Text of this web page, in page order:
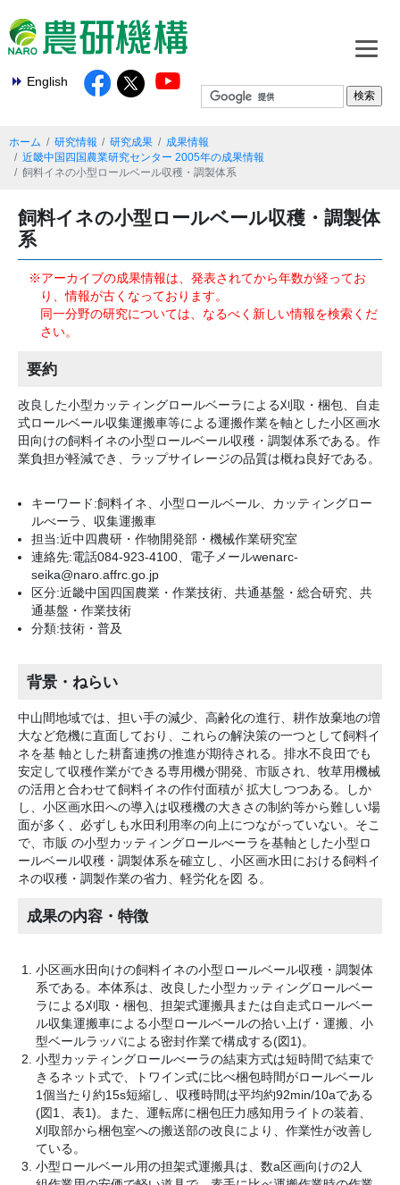
English
ホーム 研究情報 研究成果
成果情報
近畿中国四国農業研究センター 2005年の成果情報
飼料イネの小型ロールベール収穫・調製体系
飼料イネの小型ロールベール収穫・調製体
系
※アーカイブの成果情報は、発表されてから年数が経ってお
り、情報が古くなっております。
同一分野の研究については、なるべく新しい情報を検索くだ
さい。
要約
改良した小型カッティングロールベーラによる刈取・梱包、自走
式ロールベール収集運搬車等による運搬作業を軸とした小区画水
田向けの飼料イネの小型ロールベール収穫・調製体系である。作
業負担が軽減でき、ラップサイレージの品質は概ね良好である。
キーワード:飼料イネ、小型ロールベール、カッティングロー
ルべーラ、収集運搬車
担当:近中四農研・作物開発部・機械作業研究室
連絡先:電話084-923-4100、電子メールwenarc-
seika@naro.affrc.go.jp
区分:近畿中国四国農業・作業技術、共通基盤・総合研究、共
通基盤・作業技術
分類:技術・普及
背景・ねらい
中山間地域では、担い手の減少、高齢化の進行、耕作放棄地の増
大など危機に直面しており、これらの解決策の一つとして飼料イ
ネを基 軸とした耕畜連携の推進が期待される。排水不良田でも
安定して収穫作業ができる専用機が開発、市販され、牧草用機械
の活用と合わせて飼料イネの作付面積が 拡大しつつある。しか
し、小区画水田への導入は収穫機の大きさの制約等から難しい場
面が多く、必ずしも水田利用率の向上につながっていない。そこ
で、市販 の小型カッティングロールべーラを基軸とした小型ロ
ールベール収穫・調製体系を確立し、小区画水田における飼料イ
ネの収穫・調製作業の省力、軽労化を図 る。
成果の内容・特徴
小区画水田向けの飼料イネの小型ロールベール収穫・調製体
系である。本体系は、改良した小型カッティングロールベー
ラによる刈取・梱包、担架式運搬具または自走式ロールベー
ル収集運搬車による小型ロールベールの拾い上げ・運搬、小
型ベールラッパによる密封作業で構成する(図1)。
小型カッティングロールべーラの結束方式は短時間で結束で
きるネット式で、トワイン式に比べ梱包時間がロールベール
1個当たり約15s短縮し、収穫時間は平均約92min/10aである
(図1、表1)。また、運転席に梱包圧力感知用ライトの装着、
刈取部から梱包室への搬送部の改良により、作業性が改善し
ている。
小型ロールベール用の担架式運搬具は、数a区画向けの2人